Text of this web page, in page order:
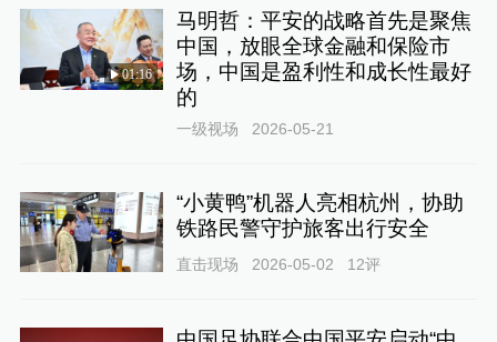
01:16
马明哲：平安的战略首先是聚焦
中国，放眼全球金融和保险市
场，中国是盈利性和成长性最好
的
一级视场 2026-05-21
“小黄鸭”机器人亮相杭州，协助
铁路民警守护旅客出行安全
直击现场 2026-05-02 12评